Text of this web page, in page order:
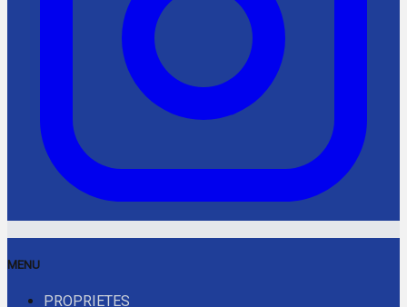
MENU
PROPRIETES